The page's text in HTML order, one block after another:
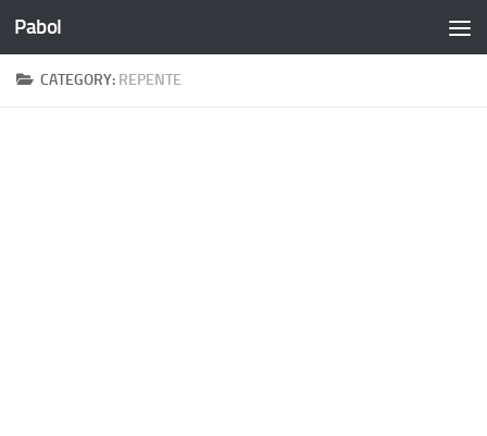
Skip to content
Pabol
CATEGORY: REPENTE